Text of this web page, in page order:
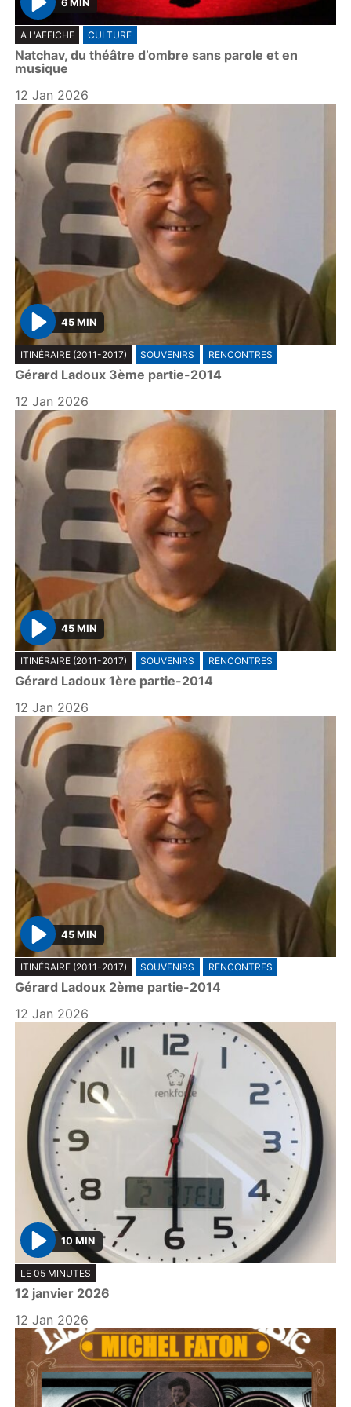
P
l
a
y
6 MIN
A L'AFFICHE CULTURE
Natchav, du théâtre d’ombre sans parole et en
musique
12 Jan 2026
P
l
a
y
45 MIN
ITINÉRAIRE (2011-2017) SOUVENIRS RENCONTRES
Gérard Ladoux 3ème partie-2014
12 Jan 2026
P
l
a
y
45 MIN
ITINÉRAIRE (2011-2017) SOUVENIRS RENCONTRES
Gérard Ladoux 1ère partie-2014
12 Jan 2026
P
l
a
y
45 MIN
ITINÉRAIRE (2011-2017) SOUVENIRS RENCONTRES
Gérard Ladoux 2ème partie-2014
12 Jan 2026
P
l
a
y
10 MIN
LE 05 MINUTES
12 janvier 2026
12 Jan 2026